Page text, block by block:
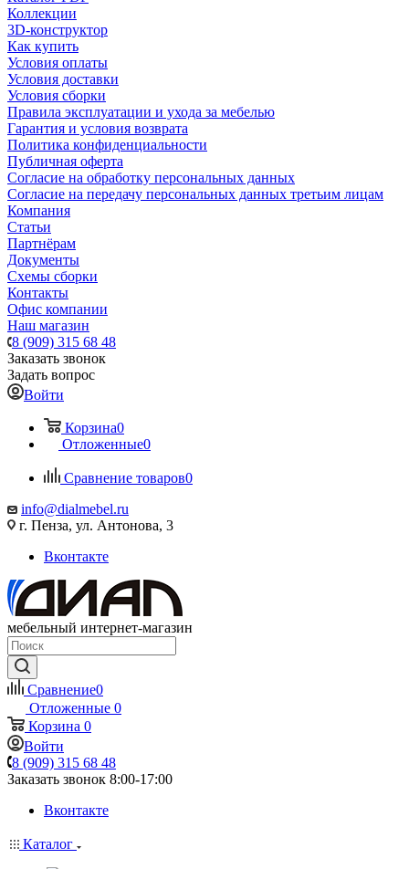
Коллекции
3D-конструктор
Как купить
Условия оплаты
Условия доставки
Условия сборки
Правила эксплуатации и ухода за мебелью
Гарантия и условия возврата
Политика конфиденциальности
Публичная оферта
Согласие на обработку персональных данных
Согласие на передачу персональных данных третьим лицам
Компания
Статьи
Партнёрам
Документы
Схемы сборки
Контакты
Офис компании
Наш магазин
8 (909) 315 68 48
Заказать звонок
Задать вопрос
Войти
Корзина0
Отложенные0
Сравнение товаров0
info@dialmebel.ru
г. Пенза, ул. Антонова, 3
Вконтакте
мебельный интернет-магазин
Сравнение0
Отложенные 0
Корзина 0
Войти
8 (909) 315 68 48
Заказать звонок 8:00-17:00
Вконтакте
Каталог